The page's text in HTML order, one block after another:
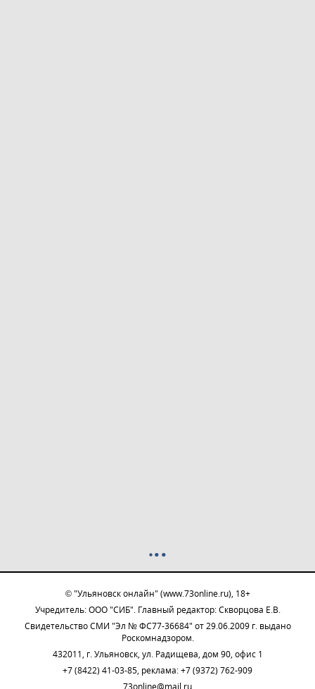
© "Ульяновск онлайн" (www.73online.ru), 18+
Учредитель: ООО "СИБ". Главный редактор: Скворцова Е.В.
Свидетельство СМИ "Эл № ФС77-36684" от 29.06.2009 г. выдано
Роскомнадзором.
432011, г. Ульяновск, ул. Радищева, дом 90, офис 1
+7 (8422) 41-03-85, реклама: +7 (9372) 762-909